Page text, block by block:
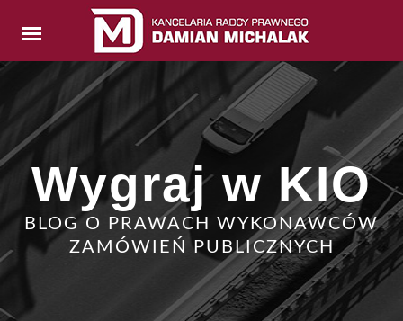
Wygraj w KIO
BLOG O PRAWACH WYKONAWCÓW
ZAMÓWIEŃ PUBLICZNYCH